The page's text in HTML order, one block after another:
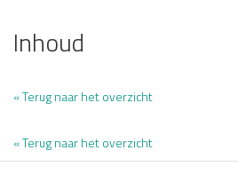
Inhoud
« Terug naar het overzicht
« Terug naar het overzicht